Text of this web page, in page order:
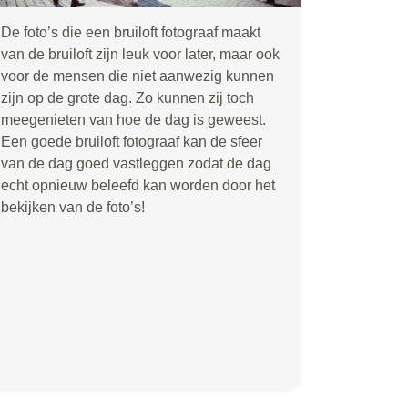
De foto’s die een bruiloft fotograaf maakt
van de bruiloft zijn leuk voor later, maar ook
voor de mensen die niet aanwezig kunnen
zijn op de grote dag. Zo kunnen zij toch
meegenieten van hoe de dag is geweest.
Een goede bruiloft fotograaf kan de sfeer
van de dag goed vastleggen zodat de dag
echt opnieuw beleefd kan worden door het
bekijken van de foto’s!